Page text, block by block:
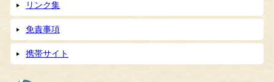
リンク集
免責事項
携帯サイト